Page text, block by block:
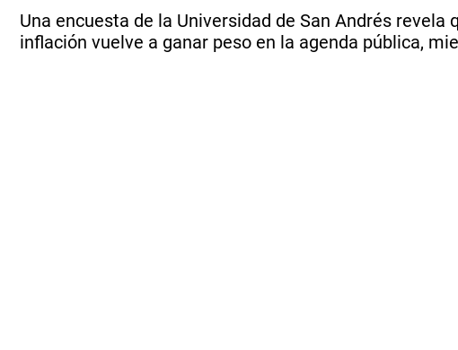
Una encuesta de la Universidad de San Andrés
inflación vuelve a ganar peso en la agenda pública,